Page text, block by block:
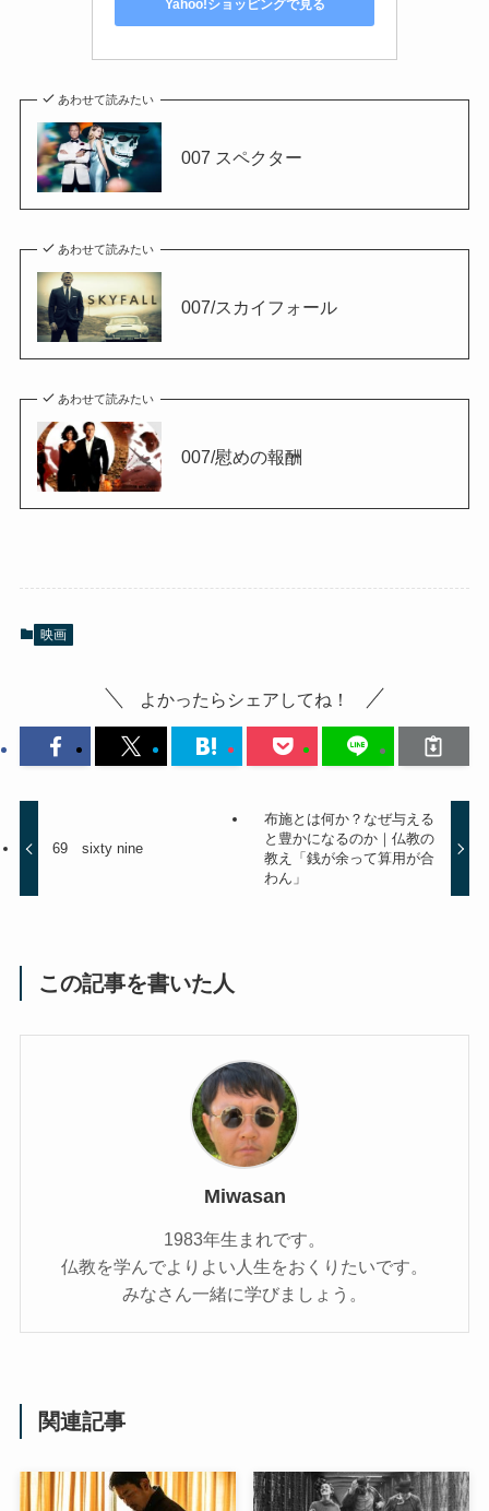
Yahoo!ショッピングで見る
あわせて読みたい
007 スペクター
あわせて読みたい
007/スカイフォール
あわせて読みたい
007/慰めの報酬
映画
よかったらシェアしてね！
69 sixty nine
布施とは何か？なぜ与える
と豊かになるのか｜仏教の
教え「銭が余って算用が合
わん」
この記事を書いた人
Miwasan
1983年生まれです。
仏教を学んでよりよい人生をおくりたいです。
みなさん一緒に学びましょう。
関連記事